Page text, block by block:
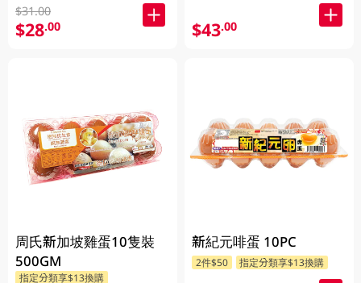
$31.00
$28.00
周氏新加坡雞蛋10隻裝
500GM
指定分類享$13換購
$43.00
新紀元啡蛋 10PC
2件$50 指定分類享$13換購